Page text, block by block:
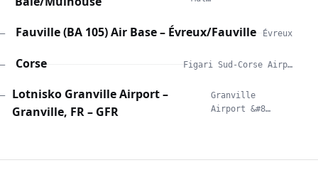
— Fauville (BA 105) Air Base – Évreux/Fauville Évreux
— Corse Figari Sud-Corse Airp…
—
Lotnisko Granville Airport –
Granville, FR – GFR
Granville
Airport &#8…